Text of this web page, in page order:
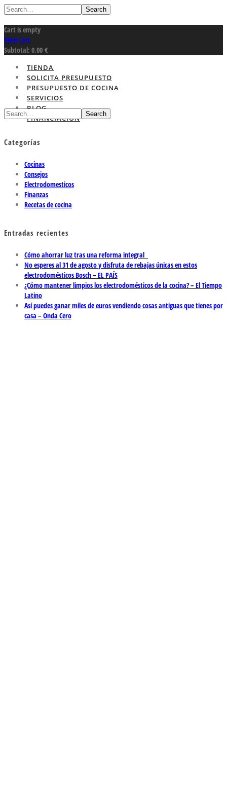
Search
Cart is empty
View Cart
Subtotal: 0,00 €
TIENDA
SOLICITA PRESUPUESTO
PRESUPUESTO DE COCINA
SERVICIOS
BLOG
FINANCIACION
Search
Categorías
Cocinas
Consejos
Electrodomesticos
Finanzas
Recetas de cocina
Entradas recientes
Cómo ahorrar luz tras una reforma integral
No esperes al 31 de agosto y disfruta de rebajas únicas en estos
electrodomésticos Bosch – EL PAÍS
¿Cómo mantener limpios los electrodomésticos de la cocina? – El Tiempo
Latino
Así puedes ganar miles de euros vendiendo cosas antiguas que tienes por
casa – Onda Cero